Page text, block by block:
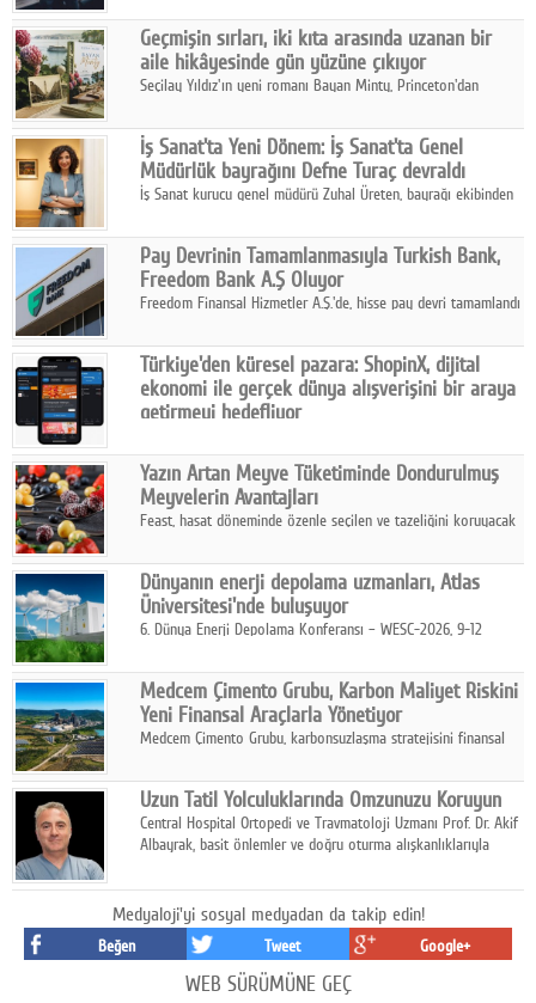
biri konumunda.
Geçmişin sırları, iki kıta arasında uzanan bir
aile hikâyesinde gün yüzüne çıkıyor
Seçilay Yıldız'ın yeni romanı Bayan Minty, Princeton'dan
katmanlı bir aile hikâyesi anlatıyor.
İş Sanat'ta Yeni Dönem: İş Sanat'ta Genel
Müdürlük bayrağını Defne Turaç devraldı
İş Sanat kurucu genel müdürü Zuhal Üreten, bayrağı ekibinden
Pay Devrinin Tamamlanmasıyla Turkish Bank,
Freedom Bank A.Ş Oluyor
Freedom Finansal Hizmetler A.Ş.'de, hisse pay devri tamamlandı
Turkish Bank'ın ticaret unvanının “Freedom Bank A.Ş.” olmasına
karar verildi.
Türkiye'den küresel pazara: ShopinX, dijital
ekonomi ile gerçek dünya alışverişini bir araya
getirmeyi hedefliyor
ekonomi ile gerçek dünya alışveriş deneyimi arasında köprü
kurmayı hedefleyen vizyonuyla uluslararası pazarlara açılıyor.
Yazın Artan Meyve Tüketiminde Dondurulmuş
Meyvelerin Avantajları
Feast, hasat döneminde özenle seçilen ve tazeliğini koruyacak
pratik, güvenilir ve lezzetli bir alternatif sunuyor.
Dünyanın enerji depolama uzmanları, Atlas
Üniversitesi'nde buluşuyor
6. Dünya Enerji Depolama Konferansı – WESC-2026, 9-12
sahipliğinde gerçekleştirilecek.
Medcem Çimento Grubu, Karbon Maliyet Riskini
Yeni Finansal Araçlarla Yönetiyor
Medcem Çimento Grubu, karbonsuzlaşma stratejisini finansal
Uzun Tatil Yolculuklarında Omzunuzu Koruyun
Central Hospital Ortopedi ve Travmatoloji Uzmanı Prof. Dr. Akif
Albayrak, basit önlemler ve doğru oturma alışkanlıklarıyla
Medyaloji'yi sosyal medyadan da takip edin!
Beğen Tweet Google+
WEB SÜRÜMÜNE GEÇ